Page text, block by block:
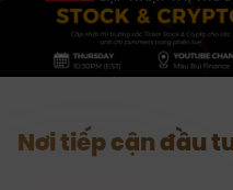
Nơi tiếp cận đầu